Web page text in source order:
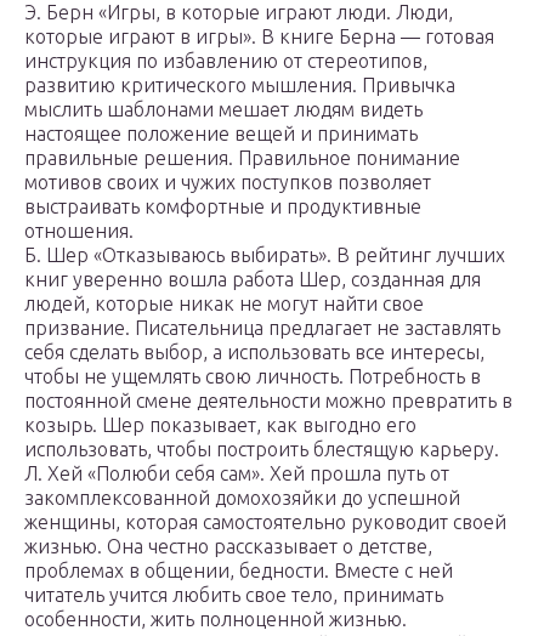
Э. Берн «Игры, в которые играют люди. Люди,
которые играют в игры». В книге Берна — готовая
инструкция по избавлению от стереотипов,
развитию критического мышления. Привычка
мыслить шаблонами мешает людям видеть
настоящее положение вещей и принимать
правильные решения. Правильное понимание
мотивов своих и чужих поступков позволяет
выстраивать комфортные и продуктивные
отношения.
Б. Шер «Отказываюсь выбирать». В рейтинг лучших
книг уверенно вошла работа Шер, созданная для
людей, которые никак не могут найти свое
призвание. Писательница предлагает не заставлять
себя сделать выбор, а использовать все интересы,
чтобы не ущемлять свою личность. Потребность в
постоянной смене деятельности можно превратить в
козырь. Шер показывает, как выгодно его
использовать, чтобы построить блестящую карьеру.
Л. Хей «Полюби себя сам». Хей прошла путь от
закомплексованной домохозяйки до успешной
женщины, которая самостоятельно руководит своей
жизнью. Она честно рассказывает о детстве,
проблемах в общении, бедности. Вместе с ней
читатель учится любить свое тело, принимать
особенности, жить полноценной жизнью.